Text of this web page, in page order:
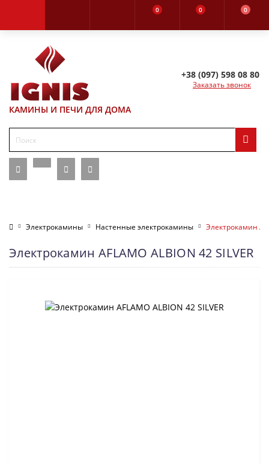
0 0 0
КАМИНЫ И ПЕЧИ ДЛЯ ДОМА
+38 (097) 598 08 80
Заказать звонок
Электрокамины Настенные электрокамины Электрокамин
Электрокамин AFLAMO ALBION 42 SILVER